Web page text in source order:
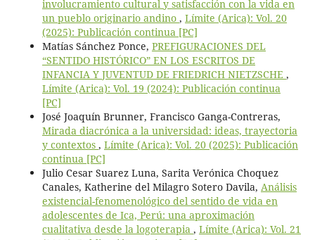
involucramiento cultural y satisfacción con la vida en
un pueblo originario andino , Límite (Arica): Vol. 20
(2025): Publicación continua [PC]
Matías Sánchez Ponce, PREFIGURACIONES DEL
“SENTIDO HISTÓRICO” EN LOS ESCRITOS DE
INFANCIA Y JUVENTUD DE FRIEDRICH NIETZSCHE ,
Límite (Arica): Vol. 19 (2024): Publicación continua
[PC]
José Joaquín Brunner, Francisco Ganga-Contreras,
Mirada diacrónica a la universidad: ideas, trayectoria
y contextos , Límite (Arica): Vol. 20 (2025): Publicación
continua [PC]
Julio Cesar Suarez Luna, Sarita Verónica Choquez
Canales, Katherine del Milagro Sotero Davila, Análisis
existencial-fenomenológico del sentido de vida en
adolescentes de Ica, Perú: una aproximación
cualitativa desde la logoterapia , Límite (Arica): Vol. 21